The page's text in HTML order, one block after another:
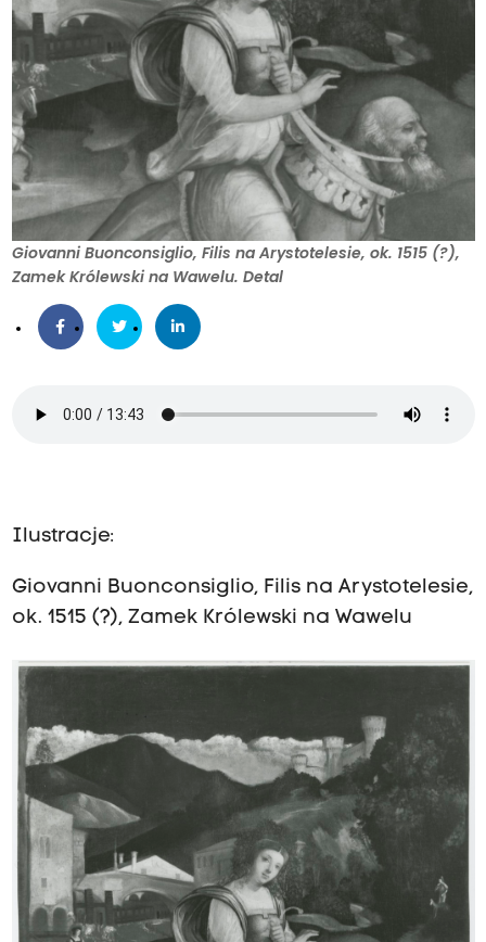
Giovanni Buonconsiglio, Filis na Arystotelesie, ok. 1515 (?),
Zamek Królewski na Wawelu. Detal
Ilustracje:
Giovanni Buonconsiglio, Filis na Arystotelesie,
ok. 1515 (?), Zamek Królewski na Wawelu